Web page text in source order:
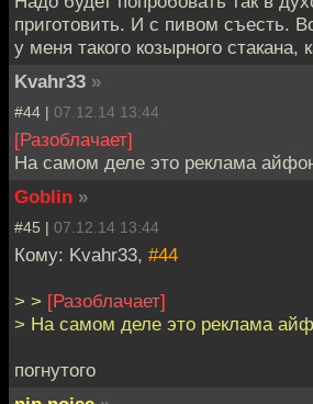
приготовить. И с пивом съесть.
у меня такого козырного стакана,
Kvahr33 »
#44 | 07.12.14 13:44
[Разоблачает]
На самом деле это реклама
Goblin »
#45 | 07.12.14 13:44
Кому: Kvahr33, #44
> > [Разоблачает]
> На самом деле это реклама
погнутого